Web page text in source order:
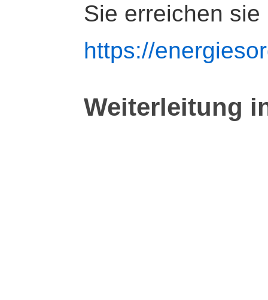
Sie erreichen sie
https://
Weiterleitung